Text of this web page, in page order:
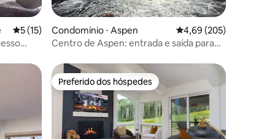
5 de uma avaliação média de 5, 15 avaliações
5 (15)
Condomínio ⋅ Aspen 4,69 de uma avaliação
4,69 (205)
Centro de Aspen: entrada e saída para
hóspedes Preferido dos hóspedes
Preferido dos hóspedes